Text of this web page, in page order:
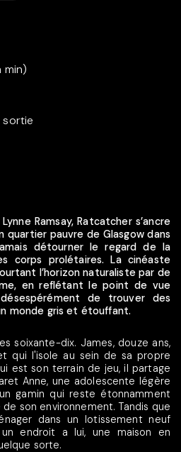
min)
sortie
Ramsay, Ratcatcher s’ancre
quartier pauvre de Glasgow dans
détourner le regard de la
corps prolétaires. La cinéaste
l’horizon naturaliste par de
en reflétant le point de vue
de trouver des
monde gris et étouffant.
soixante-dix. James, douze ans,
qui l'isole au sein de sa propre
est son terrain de jeu, il partage
Anne, une adolescente légère
gamin qui reste étonnamment
son environnement. Tandis que
dans un lotissement neuf
endroit a lui, une maison en
sorte.